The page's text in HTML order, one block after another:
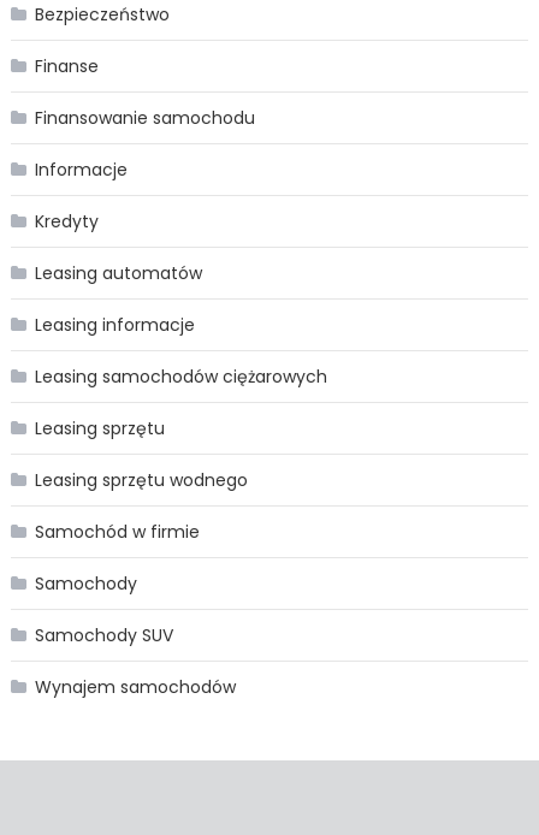
Bezpieczeństwo
Finanse
Finansowanie samochodu
Informacje
Kredyty
Leasing automatów
Leasing informacje
Leasing samochodów ciężarowych
Leasing sprzętu
Leasing sprzętu wodnego
Samochód w firmie
Samochody
Samochody SUV
Wynajem samochodów